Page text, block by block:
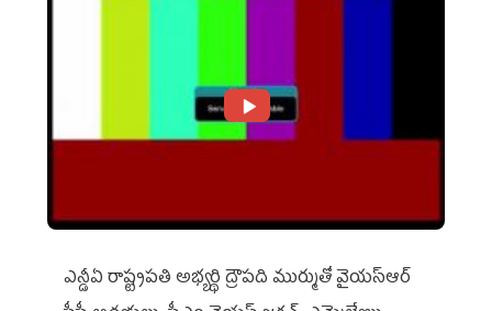
ఎన్డీఏ రాష్ట్ర‌ప‌తి అభ్య‌ర్థి ద్రౌప‌ది ముర్ముతో వైయ‌స్ఆర్